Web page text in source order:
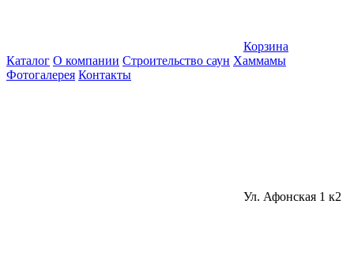
Корзина
Каталог О компании Строительство саун Хаммамы
Фотогалерея Контакты
Ул. Афонская 1 к2